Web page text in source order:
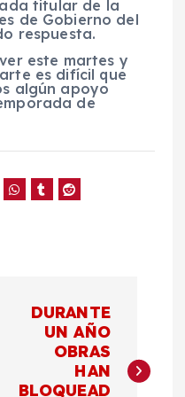
titular de la
de Gobierno del
respuesta.
este martes y
es difícil que
algún apoyo
de
DURANTE
UN AÑO
OBRAS
HAN
BLOQUEAD